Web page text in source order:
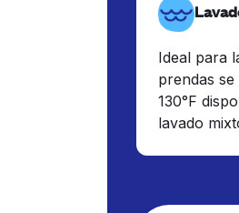
Ideal para
prendas
130°F
lavado